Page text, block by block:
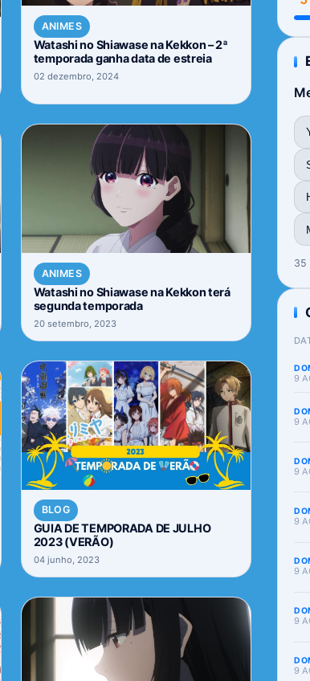
ANIMES
Watashi no Shiawase na Kekkon – 2ª
temporada ganha data de estreia
02 dezembro, 2024
ANIMES
Watashi no Shiawase na Kekkon terá
segunda temporada
20 setembro, 2023
BLOG
GUIA DE TEMPORADA DE JULHO
2023 (VERÃO)
04 junho, 2023
35
9
9
9
9
9
9
9